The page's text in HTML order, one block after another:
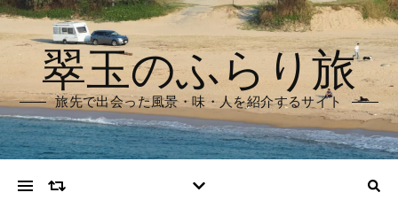
翠玉のふらり旅
旅先で出会った風景・味・人を紹介するサイト